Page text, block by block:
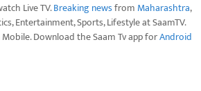
Live TV.Breaking newsfrom Maharashtra,
Entertainment, Sports, Lifestyle at SaamTV.
Download the Saam Tv app forAndroid